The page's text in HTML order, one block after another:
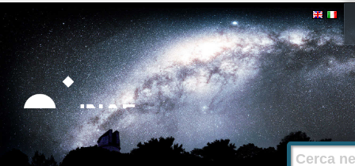
Strumenti
personali
Salta
contenuti.
|
Salta
alla
navigazione
Cerca nel
Ricerca
avanzata…